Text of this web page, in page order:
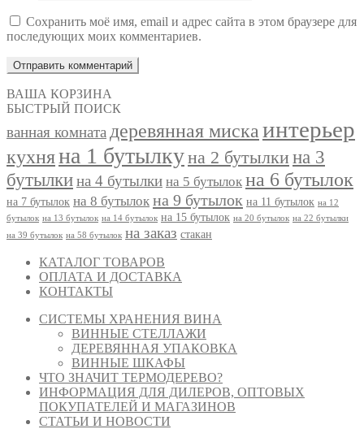
Сохранить моё имя, email и адрес сайта в этом браузере для
последующих моих комментариев.
ВАША КОРЗИНА
БЫСТРЫЙ ПОИСК
ванная комната деревянная миска интерьер
кухняна 1 бутылкуна 2 бутылки на 3
бутылкина 4 бутылки на 5 бутылок на 6 бутылок
на 7 бутылок на 8 бутылок на 9 бутылок на 11 бутылок на 12
бутылок на 13 бутылок на 14 бутылок на 15 бутылок на 20 бутылок на 22 бутылки
на 39 бутылок на 58 бутылок на заказ стакан
КАТАЛОГ ТОВАРОВ
ОПЛАТА И ДОСТАВКА
КОНТАКТЫ
СИСТЕМЫ ХРАНЕНИЯ ВИНА
ВИННЫЕ СТЕЛЛАЖИ
ДЕРЕВЯННАЯ УПАКОВКА
ВИННЫЕ ШКАФЫ
ЧТО ЗНАЧИТ ТЕРМОДЕРЕВО?
ИНФОРМАЦИЯ ДЛЯ ДИЛЕРОВ, ОПТОВЫХ
ПОКУПАТЕЛЕЙ И МАГАЗИНОВ
СТАТЬИ И НОВОСТИ